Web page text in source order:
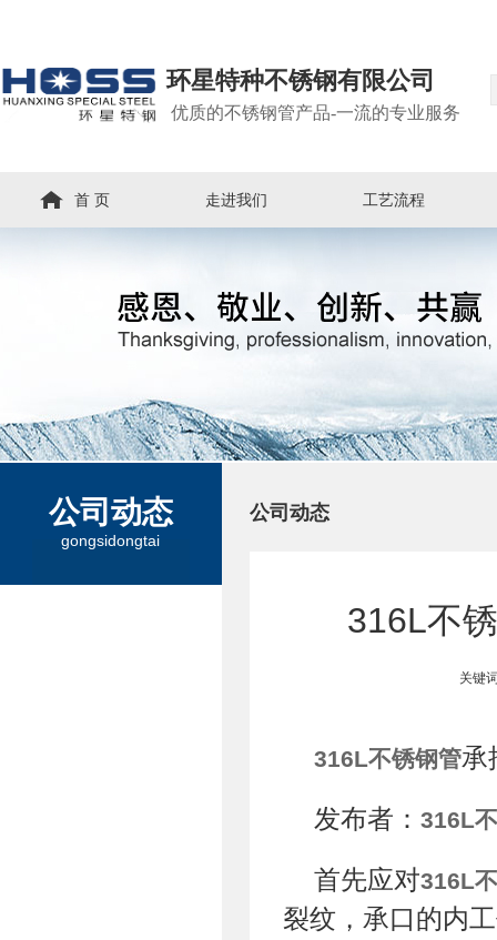
环星特种不锈钢有限公司
优质的不锈钢管产品-一流的专业服务
首 页 走进我们 工艺流程
公司动态
gongsidongtai
公司动态
316L不
关键
316L不锈钢管承
发布者： 316L
首先应对316L
裂纹，承口的内